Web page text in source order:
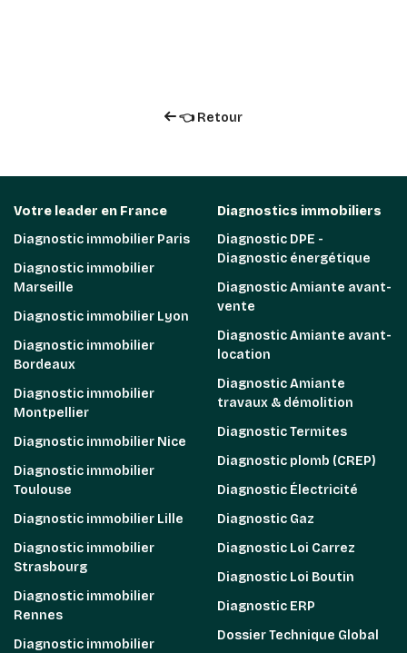
👈 Retour
Votre leader en France
Diagnostic immobilier Paris
Diagnostic immobilier
Marseille
Diagnostic immobilier Lyon
Diagnostic immobilier
Bordeaux
Diagnostic immobilier
Montpellier
Diagnostic immobilier Nice
Diagnostic immobilier
Toulouse
Diagnostic immobilier Lille
Diagnostic immobilier
Strasbourg
Diagnostic immobilier
Rennes
Diagnostic immobilier
Diagnostics immobiliers
Diagnostic DPE -
Diagnostic énergétique
Diagnostic Amiante avant-
vente
Diagnostic Amiante avant-
location
Diagnostic Amiante
travaux & démolition
Diagnostic Termites
Diagnostic plomb (CREP)
Diagnostic Électricité
Diagnostic Gaz
Diagnostic Loi Carrez
Diagnostic Loi Boutin
Diagnostic ERP
Dossier Technique Global